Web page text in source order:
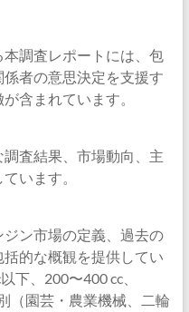
調査レポートには、包
者の意思決定を支援す
含まれています。
査結果、市場動向、主
います。
ン市場の定義、過去の
的な概観を提供してい
下、200〜400 cc、
（園芸・農業機械、二輪